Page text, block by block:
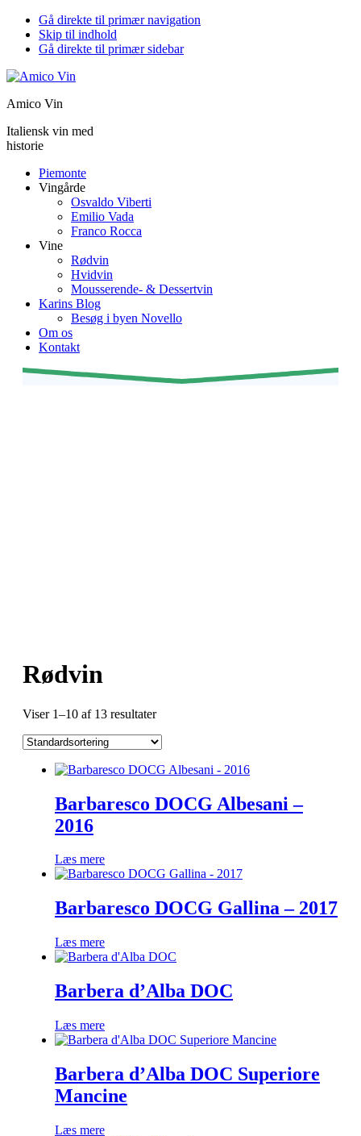
Gå direkte til primær navigation
Skip til indhold
Gå direkte til primær sidebar
Amico Vin
Italiensk vin med
historie
Piemonte
Vingårde
Osvaldo Viberti
Emilio Vada
Franco Rocca
Vine
Rødvin
Hvidvin
Mousserende- & Dessertvin
Karins Blog
Besøg i byen Novello
Om os
Kontakt
Rødvin
Viser 1–10 af 13 resultater
Barbaresco DOCG Albesani –
2016
Læs mere
Barbaresco DOCG Gallina – 2017
Læs mere
Barbera d’Alba DOC
Læs mere
Barbera d’Alba DOC Superiore
Mancine
Læs mere